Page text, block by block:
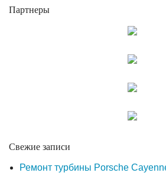
Партнеры
Свежие записи
Ремонт турбины Porsche